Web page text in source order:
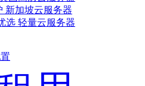
新加坡云服务器
选 轻量云服务器